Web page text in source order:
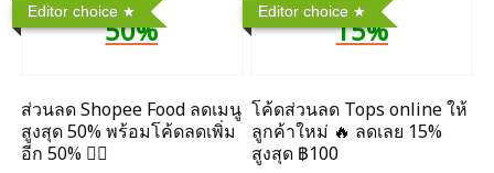
Editor choice
50%
ส่วนลด Shopee Food ลดเมนู
สูงสุด 50% พร้อมโค้ดลดเพิ่ม
อีก 50% ❤️‍🔥
Editor choice
15%
โค้ดส่วนลด Tops online ให้
ลูกค้าใหม่ 🔥 ลดเลย 15%
สูงสุด ฿100